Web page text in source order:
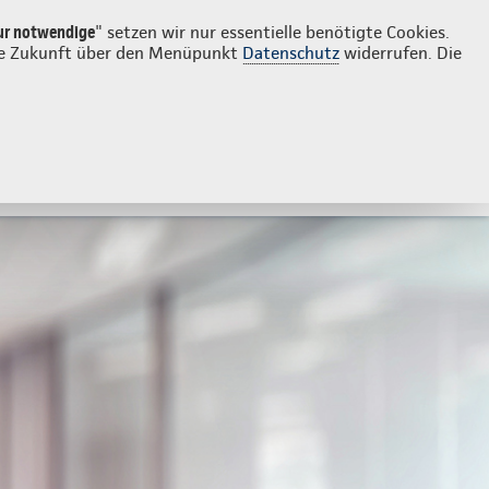
notwendige" setzen wir nur essentielle benötigte Cookies.
Zukunft über den Menüpunkt Datenschutz widerrufen. Die
Login Kontakt 06104 4053918